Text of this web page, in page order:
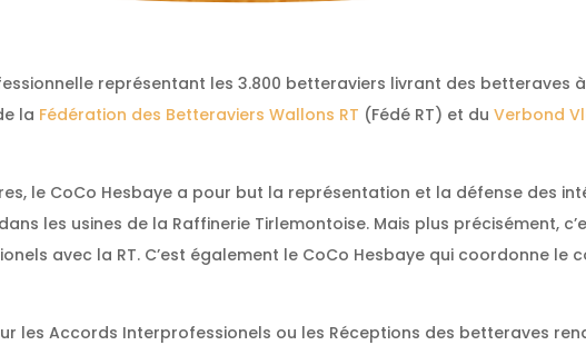
représentant les 3.800 betteraviers livrant des betteraves
la Fédération des Betteraviers Wallons RT (Fédé RT) et duVerbond
le CoCo Hesbaye a pour but la représentation et la défense des
les usines de la Raffinerie Tirlemontoise. Mais plus précisément,
avec la RT. C’est également le CoCo Hesbaye qui coordonne le
les Accords Interprofessionels ou les Réceptions des betteraves